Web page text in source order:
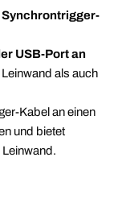
Synchrontrigger-
USB-Port an
als auch
Kabel an einen
und bietet
Leinwand.